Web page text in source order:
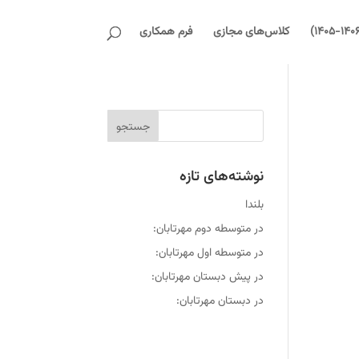
کلاس‌های مجازی فرم همکاری
نوشته‌های تازه
بلندا
در متوسطه دوم مهرتابان:
در متوسطه اول مهرتابان:
در پیش دبستان مهرتابان:
در دبستان مهرتابان: